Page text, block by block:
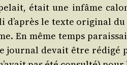
était une infâme
d’après le texte ori­gi­nal du
En même temps
jour­nal devait être